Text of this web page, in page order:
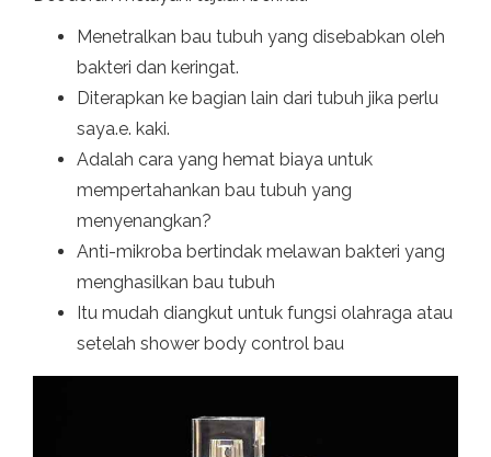
Menetralkan bau tubuh yang disebabkan oleh
bakteri dan keringat.
Diterapkan ke bagian lain dari tubuh jika perlu
saya.e. kaki.
Adalah cara yang hemat biaya untuk
mempertahankan bau tubuh yang
menyenangkan?
Anti-mikroba bertindak melawan bakteri yang
menghasilkan bau tubuh
Itu mudah diangkut untuk fungsi olahraga atau
setelah shower body control bau